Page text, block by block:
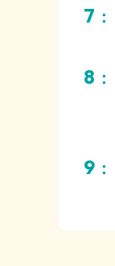
7 ：
8 ：
9 ：